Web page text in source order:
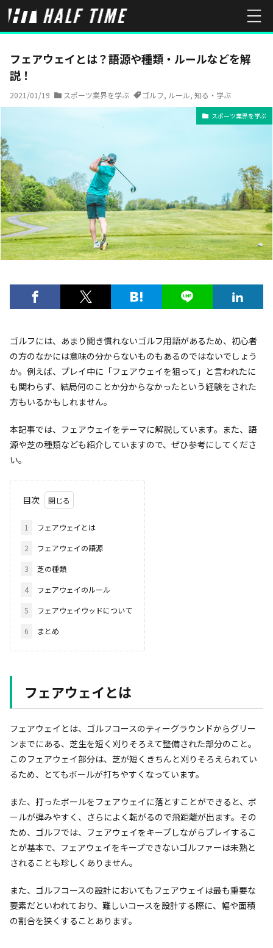
HOME スポーツ業界を学ぶ フェアウェイとは？語源や種類・ルー
フェアウェイとは？語源や種類・ルールなどを解
説！
2021/01/19 スポーツ業界を学ぶ ゴルフ, ルール, 知る・学ぶ
スポーツ業界を学ぶ
ゴルフには、あまり聞き慣れないゴルフ用語があるため、初心者
の方のなかには意味の分からないものもあるのではないでしょう
か。例えば、プレイ中に「フェアウェイを狙って」と言われたに
も関わらず、結局何のことか分からなかったという経験をされた
方もいるかもしれません。
本記事では、フェアウェイをテーマに解説しています。また、語
源や芝の種類なども紹介していますので、ぜひ参考にしてくださ
い。
目次
1
フェアウェイとは
2
フェアウェイの語源
3
芝の種類
4
フェアウェイのルール
5
フェアウェイウッドについて
6
まとめ
フェアウェイとは
フェアウェイとは、ゴルフコースのティーグラウンドからグリー
ンまでにある、芝生を短く刈りそろえて整備された部分のこと。
このフェアウェイ部分は、芝が短くきちんと刈りそろえられてい
るため、とてもボールが打ちやすくなっています。
また、打ったボールをフェアウェイに落とすことができると、ボ
ールが弾みやすく、さらによく転がるので飛距離が出ます。その
ため、ゴルフでは、フェアウェイをキープしながらプレイするこ
とが基本で、フェアウェイをキープできないゴルファーは未熟と
されることも珍しくありません。
また、ゴルフコースの設計においてもフェアウェイは最も重要な
要素だといわれており、難しいコースを設計する際に、幅や面積
の割合を狭くすることあります。